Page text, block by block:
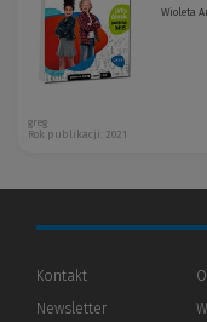
Wioleta
greg
Rok publikacji: 2021
Kontakt
Newsletter